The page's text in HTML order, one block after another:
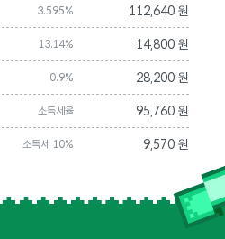
3.595% 112,640 원
13.14% 14,800 원
0.9% 28,200 원
소득세율 95,760 원
소득세 10% 9,570 원